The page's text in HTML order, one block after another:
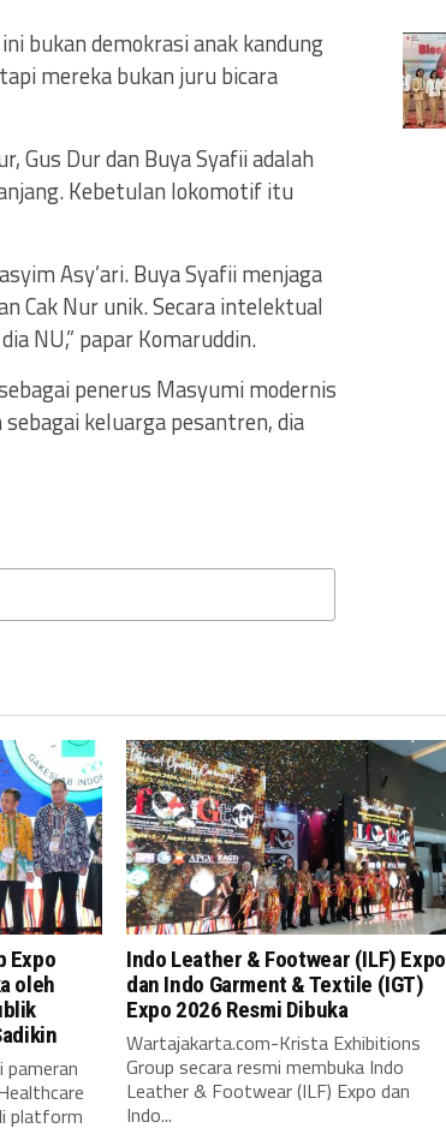
bukan demokrasi anak kandung
mereka bukan juru bicara
Gus Dur dan Buya Syafii adalah
Kebetulan lokomotif itu
Asy’ari. Buya Syafii menjaga
Cak Nur unik. Secara intelektual
NU,” papar Komaruddin.
penerus Masyumi modernis
keluarga pesantren, dia
Expo
oleh
platform
Indo Leather & Footwear (ILF) Expo
dan Indo Garment & Textile (IGT)
Expo 2026 Resmi Dibuka
Wartajakarta.com-Krista Exhibitions
Group secara resmi membuka Indo
Leather & Footwear (ILF) Expo dan
Indo...